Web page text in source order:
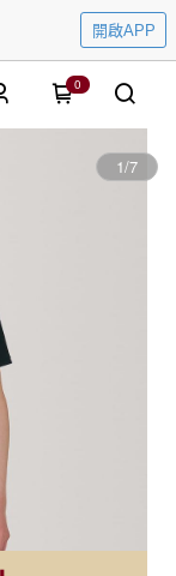
開啟APP
0
1/7